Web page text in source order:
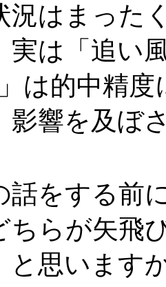
況はまった
実は「追い
」は的中精
影響を及ぼ
をする前
ちらが矢飛
と思います